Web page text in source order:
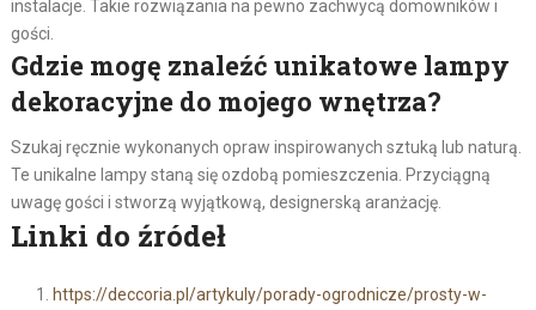
instalacje. Takie rozwiązania na pewno zachwycą domowników i
gości.
Gdzie mogę znaleźć unikatowe lampy
dekoracyjne do mojego wnętrza?
Szukaj ręcznie wykonanych opraw inspirowanych sztuką lub naturą.
Te unikalne lampy staną się ozdobą pomieszczenia. Przyciągną
uwagę gości i stworzą wyjątkową, designerską aranżację.
Linki do źródeł
https://deccoria.pl/artykuly/porady-ogrodnicze/prosty-w-